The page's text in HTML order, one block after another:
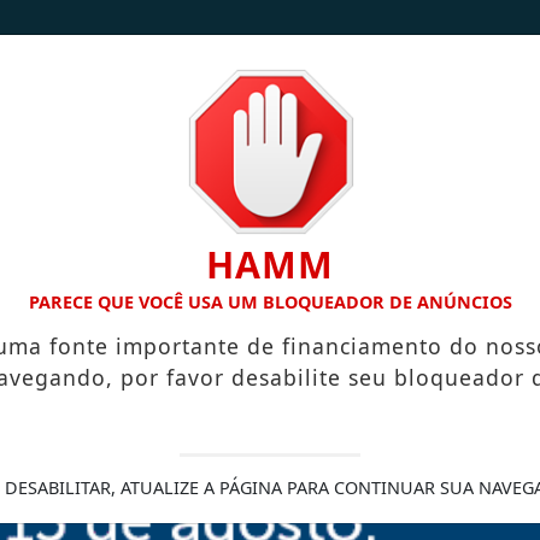
NOTÍCIAS /
TERRA PARA A MESA: FAMÍLIA TRANSFORMA INHAME EM
japonesa estreia
Ecológico de Atibaia, de 22 a 24
HAMM
PARECE QUE VOCÊ USA UM BLOQUEADOR DE ANÚNCIOS
fonte importante de financiamento do
por favor desabilite seu bloqueador
DESABILITAR, ATUALIZE A PÁGINA PARA CONTINUAR SUA